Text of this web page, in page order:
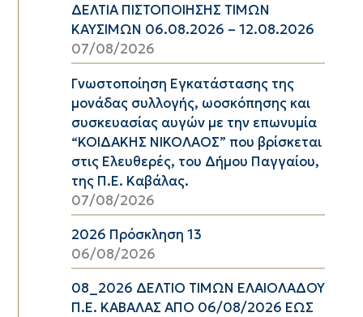
ΔΕΛΤΙΑ ΠΙΣΤΟΠΟΙΗΣΗΣ ΤΙΜΩΝ
ΚΑΥΣΙΜΩΝ 06.08.2026 – 12.08.2026
07/08/2026
Γνωστοποίηση Εγκατάστασης της
μονάδας συλλογής, ωοσκόπησης και
συσκευασίας αυγών με την επωνυμία
“ΚΟΙΔΑΚΗΣ ΝΙΚΟΛΑΟΣ” που βρίσκεται
στις Ελευθερές, του Δήμου Παγγαίου,
της Π.Ε. Καβάλας.
07/08/2026
2026 Πρόσκληση 13
06/08/2026
08_2026 ΔΕΛΤΙΟ ΤΙΜΩΝ ΕΛΑΙΟΛΑΔΟΥ
Π.Ε. ΚΑΒΑΛΑΣ ΑΠΟ 06/08/2026 ΕΩΣ